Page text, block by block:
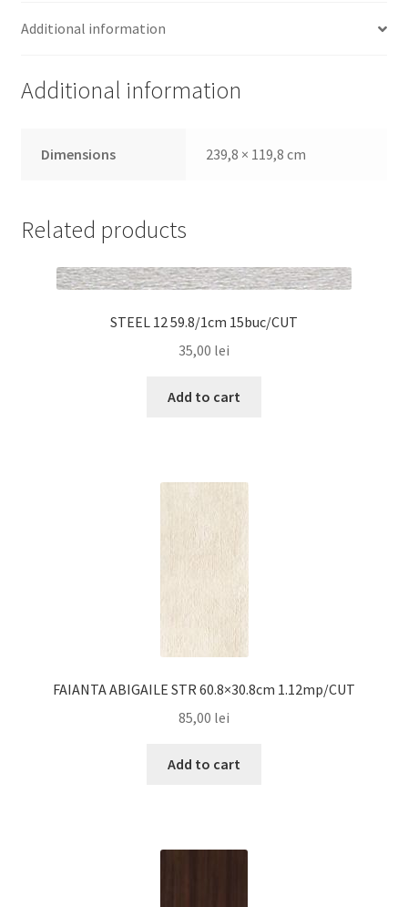
Additional information
Additional information
Dimensions 239,8 × 119,8 cm
Related products
STEEL 12 59.8/1cm 15buc/CUT
35,00 lei
Add to cart
FAIANTA ABIGAILE STR 60.8×30.8cm 1.12mp/CUT
85,00 lei
Add to cart